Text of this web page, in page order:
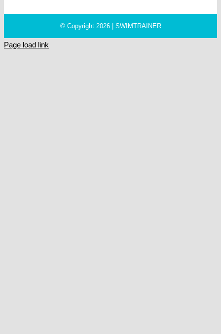
© Copyright 2026 | SWIMTRAINER
Page load link